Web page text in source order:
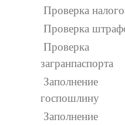
Проверка
Проверка
Проверка
загранпаспорта
Заполнение
госпошлину